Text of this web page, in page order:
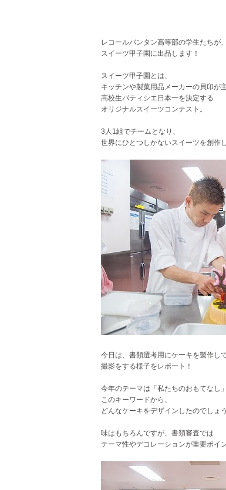
レコールバンタン高等部の学生たちが、
スイーツ甲子園に出品します！
スイーツ甲子園とは、
キッチンや製菓用品メーカーの貝印が
高校生パティシエ日本一を決定する
オリジナルスイーツコンテスト。
3人1組でチームとなり、
世界にひとつしかないスイーツを創作
今日は、書類選考用にケーキを製作して
撮影をする様子をレポート！
今年のテーマは「私たちのおもてなし」
このキーワードから、
どんなケーキをデザインしたのでしょ
味はもちろんですが、書類審査では
テーマ性やデコレーションが重要ポイ